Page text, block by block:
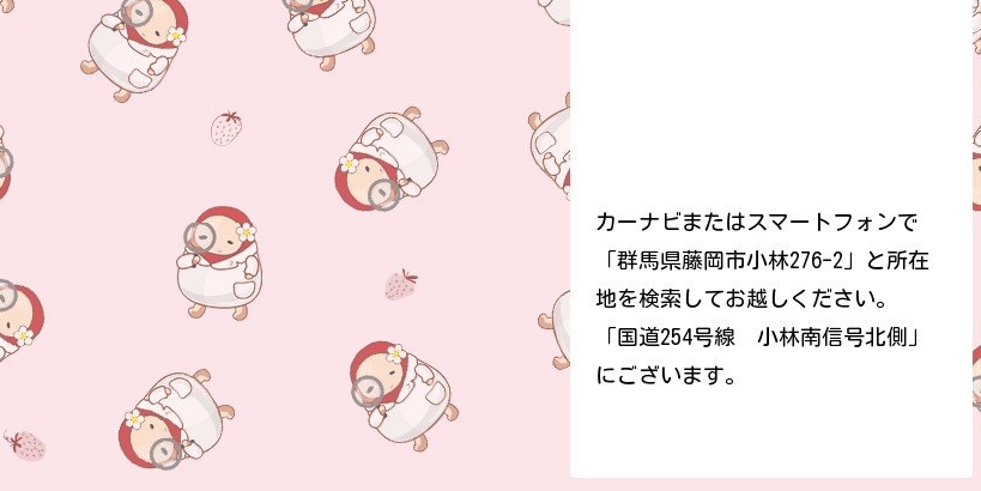
カーナビまたはスマートフォンで
「群馬県藤岡市小林276-2」と所在
地を検索してお越しください。
「国道254号線 小林南信号北側」
にございます。